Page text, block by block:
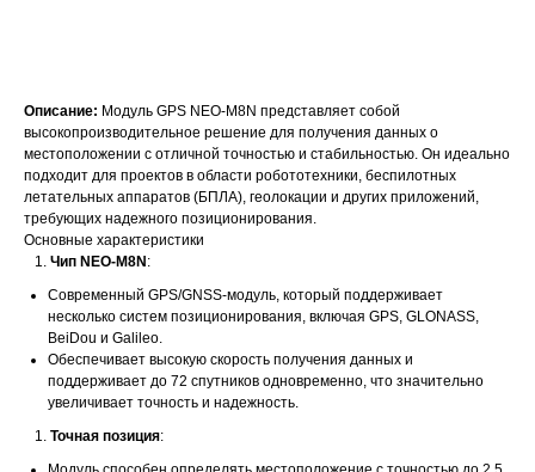
Описание: Модуль GPS NEO-M8N представляет собой
высокопроизводительное решение для получения данных о
местоположении с отличной точностью и стабильностью. Он идеально
подходит для проектов в области робототехники, беспилотных
летательных аппаратов (БПЛА), геолокации и других приложений,
требующих надежного позиционирования.
Основные характеристики
Чип NEO-M8N :
Современный GPS/GNSS-модуль, который поддерживает
несколько систем позиционирования, включая GPS, GLONASS,
BeiDou и Galileo.
Обеспечивает высокую скорость получения данных и
поддерживает до 72 спутников одновременно, что значительно
увеличивает точность и надежность.
Точная позиция: